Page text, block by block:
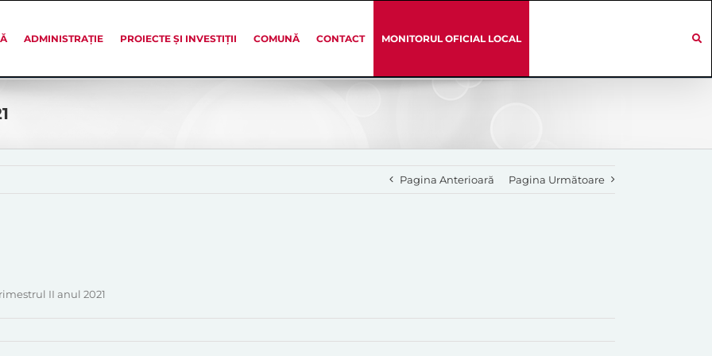
ADMINISTRAȚIE PROIECTE ȘI INVESTIȚII COMUNĂ CONTACT MONITORUL OFICIAL LOCAL
Pagina Anterioară Pagina Următoare
II anul 2021